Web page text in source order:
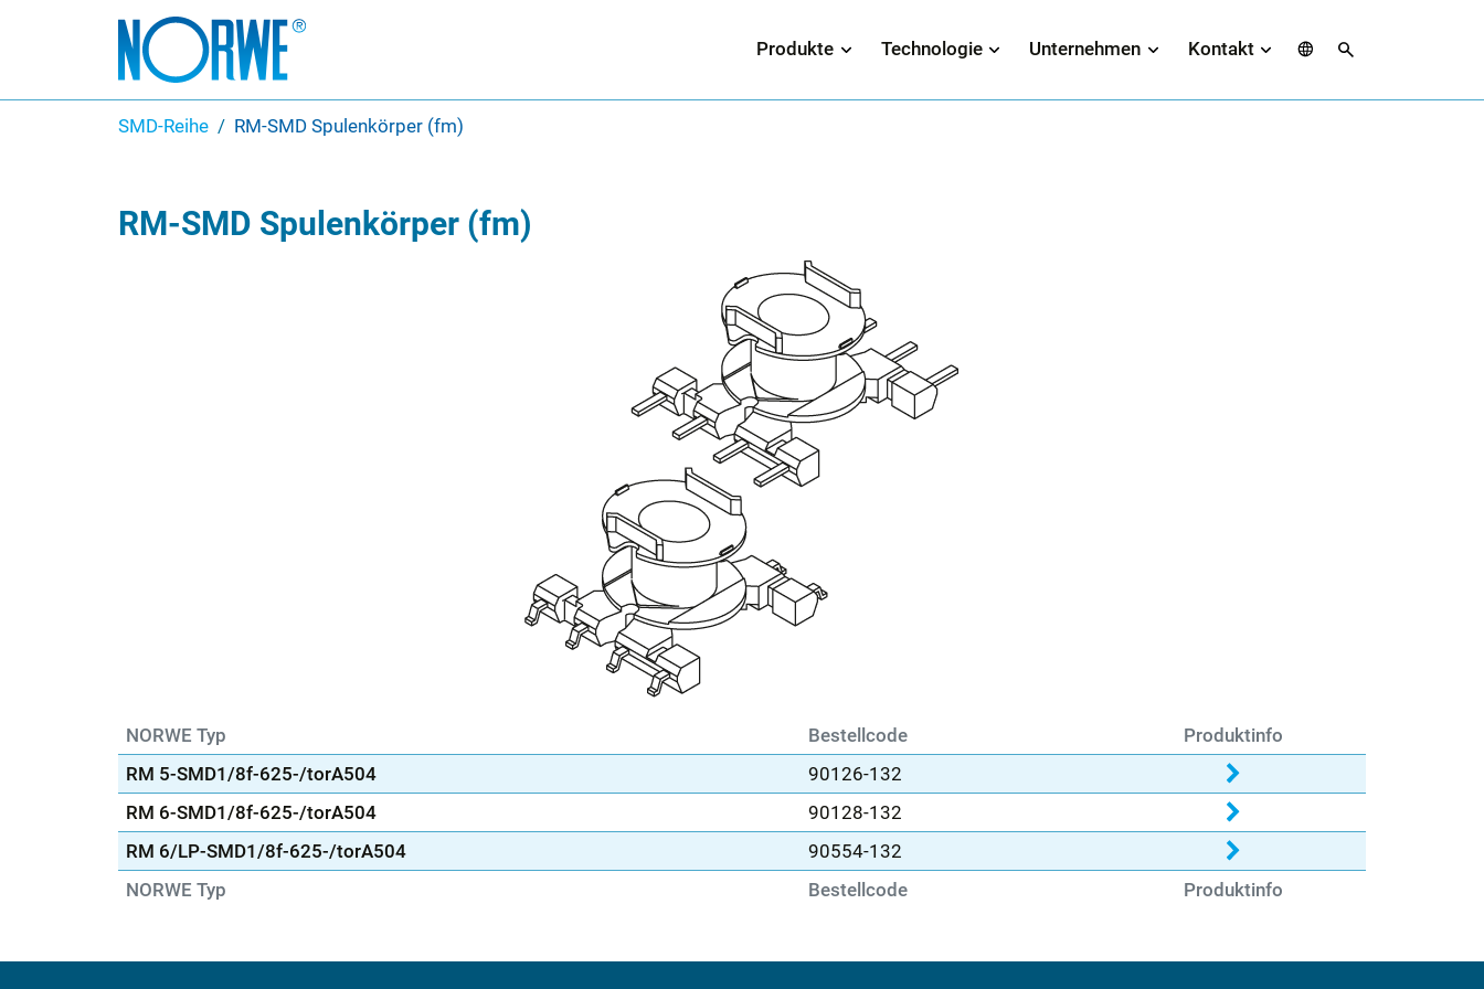
Produkte Technologie Unternehmen Kontakt SpacheSuche
SMD-Reihe RM-SMD Spulenkörper (fm)
RM-SMD Spulenkörper (fm)
NORWE Typ Bestellcode Produktinfo
NORWE Typ Bestellcode Produktinfo
RM 5-SMD1/8f-625-/torA504 90126-132 Produktinfo
RM 6-SMD1/8f-625-/torA504 90128-132 Produktinfo
RM 6/LP-SMD1/8f-625-/torA504 90554-132 Produktinfo